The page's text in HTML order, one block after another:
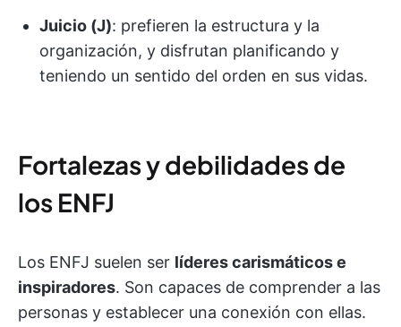
Juicio (J): prefieren la estructura y la
organización, y disfrutan planificando y
teniendo un sentido del orden en sus vidas.
Fortalezas y debilidades de
los ENFJ
Los ENFJ suelen ser líderes carismáticos e
inspiradores. Son capaces de comprender a las
personas y establecer una conexión con ellas.